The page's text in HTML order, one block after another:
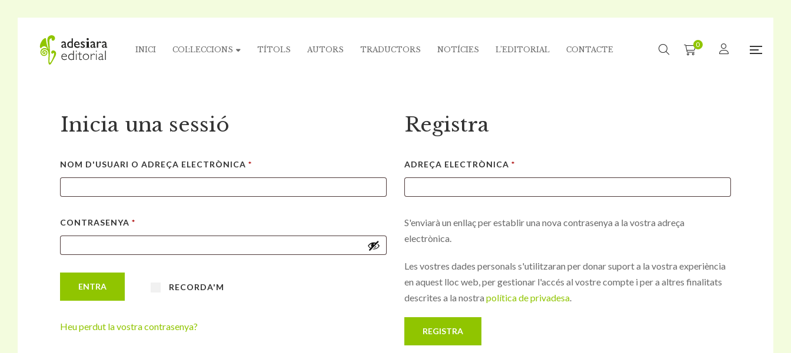
INICI COL·LECCIONS TÍTOLS AUTORS TRADUCTORS NOTÍCIES L’EDITORIAL CONTACTE
0
Inicia una sessió
NOM D'USUARI O ADREÇA ELECTRÒNICA *
CONTRASENYA *
RECORDA'M
ENTRA
Heu perdut la vostra contrasenya?
Registra
ADREÇA ELECTRÒNICA *
S'enviarà un enllaç per establir una nova contrasenya a la vostra adreça
electrònica.
Les vostres dades personals s'utilitzaran per donar suport a la vostra experiència
en aquest lloc web, per gestionar l'accés al vostre compte i per a altres finalitats
descrites a la nostra política de privadesa.
REGISTRA